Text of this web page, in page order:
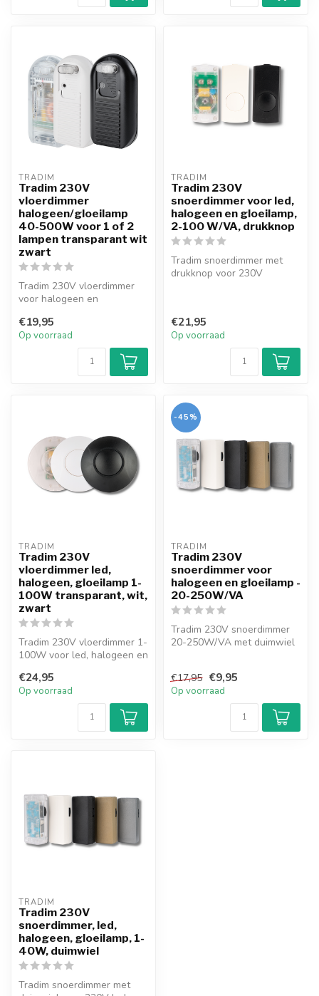
TRADIM
Tradim 230V
vloerdimmer
halogeen/gloeilamp
40-500W voor 1 of 2
lampen transparant wit
zwart
Tradim 230V vloerdimmer
voor halogeen en
Verkrijgbaar in ui...
€19,95
Op voorraad
TRADIM
Tradim 230V
snoerdimmer voor led,
halogeen en gloeilamp,
2-100 W/VA, drukknop
Tradim snoerdimmer met
drukknop voor 230V
€21,95
Op voorraad
TRADIM
Tradim 230V
vloerdimmer led,
halogeen, gloeilamp 1-
100W transparant, wit,
zwart
Tradim 230V vloerdimmer 1-
100W voor led, halogeen en
e...
€24,95
Op voorraad
-45%
TRADIM
Tradim 230V
snoerdimmer voor
halogeen en gloeilamp -
20-250W/VA
Tradim 230V snoerdimmer
20-250W/VA met duimwiel
€17,95 €9,95
Op voorraad
TRADIM
Tradim 230V
snoerdimmer, led,
halogeen, gloeilamp, 1-
40W, duimwiel
Tradim snoerdimmer met